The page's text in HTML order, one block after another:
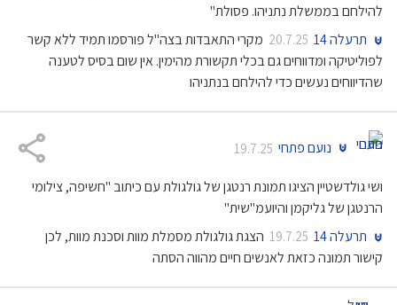
להילחם בממשלת נתניהו. פסולת"
תרעלה 14
20.7.25 מקרי התאבדות בצה"ל פורסמו תמיד ללא קשר
לפוליטיקה ומדווחים גם בכלי תקשורת מהימין. אין שום בסיס לטענה
שהדיווחים נעשים כדי להילחם בנתניהו
נועם פתחי 19.7.25
ושי גולדשטיין הציגו תמונת רנטגן של גולגולת עם כיתוב "חשיפה, צילומי
הרנטגן של גליקמן והיועמ"שית"
תרעלה 14
19.7.25 הצגת גולגולת מסמלת מוות וסכנת מוות, לכן
קישור תמונה כזאת לאנשים חיים מהווה הסתה